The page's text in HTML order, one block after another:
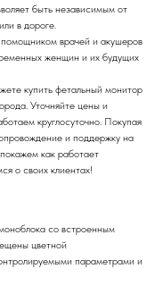
быть независимым от
в дороге.
врачей и акушеров
женщин и их будущих
купить фетальный монитор
Уточняйте цены и
круглосуточно. Покупая
и поддержку на
как работает
о своих клиентах!
со встроенным
цветной
параметрами и